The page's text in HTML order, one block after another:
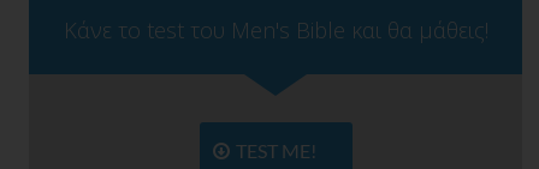
Κάνε το test του Men's Bible και θα μάθεις!
TEST ME!